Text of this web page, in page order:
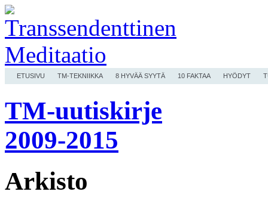
ETUSIVU TM-TEKNIIKKA 8 HYVÄÄ SYYTÄ 10 FAKTAA HYÖDYT
TM-uutiskirje
2009-2015
Arkisto